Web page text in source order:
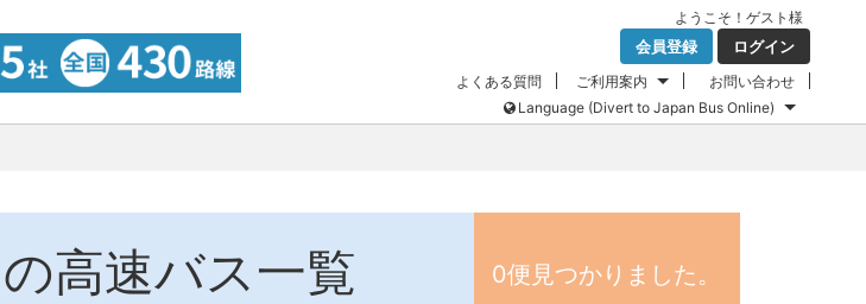
ようこそ！ ゲスト 様
会員登録 ログイン
よくある質問 ご利用案内
お問い合わせ
Language (Divert to Japan Bus Online)
の高速バス一覧 0便見つかりました。